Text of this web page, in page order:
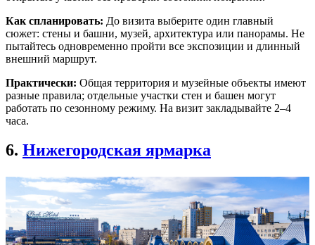
Как спланировать: До визита выберите один главный
сюжет: стены и башни, музей, архитектура или панорамы. Не
пытайтесь одновременно пройти все экспозиции и длинный
внешний маршрут.
Практически: Общая территория и музейные объекты имеют
разные правила; отдельные участки стен и башен могут
работать по сезонному режиму. На визит закладывайте 2–4
часа.
6. Нижегородская ярмарка